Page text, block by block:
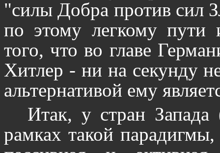
"силы Добра против сил
по этому легкому пути
того, что во главе
Хитлер - ни на секунду
альтернативой ему
Итак, у стран
рамках такой